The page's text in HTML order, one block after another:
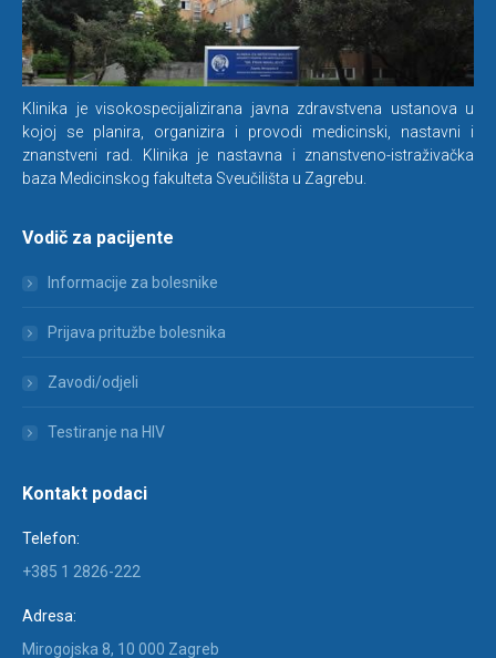
Klinika je visokospecijalizirana javna zdravstvena ustanova u
kojoj se planira, organizira i provodi medicinski, nastavni i
znanstveni rad. Klinika je nastavna i znanstveno-istraživačka
baza Medicinskog fakulteta Sveučilišta u Zagrebu.
Vodič za pacijente
Informacije za bolesnike
Prijava pritužbe bolesnika
Zavodi/odjeli
Testiranje na HIV
Kontakt podaci
Telefon:
+385 1 2826-222
Adresa:
Mirogojska 8, 10 000 Zagreb